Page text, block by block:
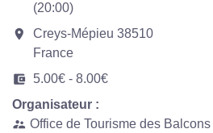
(20:00)
room
Creys-Mépieu 38510
France
account_balance_wallet
5.00€ - 8.00€
Organisateur :
supervisor_account Office de Tourisme des